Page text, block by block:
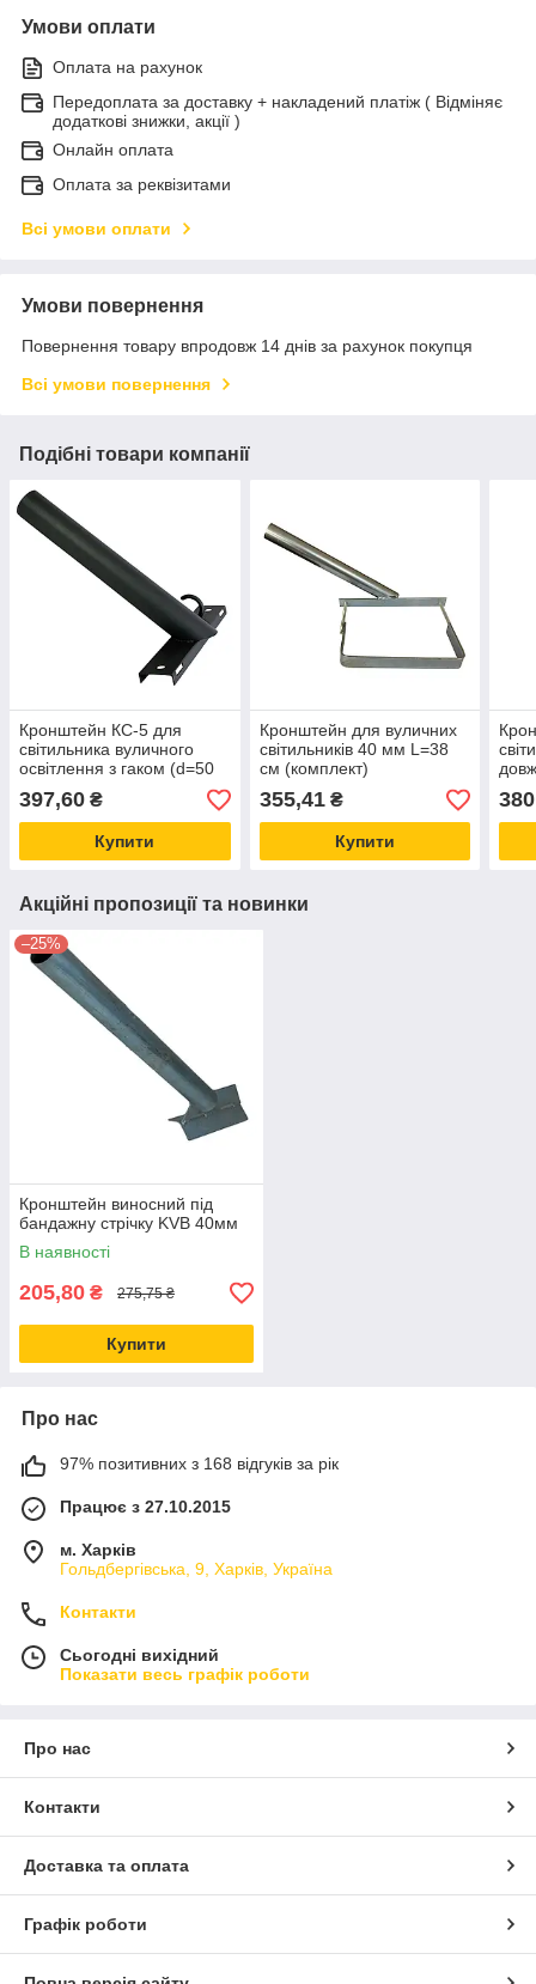
Умови оплати
Оплата на рахунок
Передоплата за доставку + накладений платіж ( Відміняє
додаткові знижки, акції )
Онлайн оплата
Оплата за реквізитами
Всі умови оплати
Умови повернення
Повернення товару впродовж 14 днів за рахунок покупця
Всі умови повернення
Подібні товари компанії
Кронштейн КС-5 для
світильника вуличного
освітлення з гаком (d=50
мм)
397,60 ₴
Купити
Кронштейн для вуличних
світильників 40 мм L=38
см (комплект)
355,41₴
Купити
Акційні пропозиції та новинки
–25%
Кронштейн виносний під
бандажну стрічку KVB 40мм
В наявності
205,80 ₴ 275,75 ₴
Купити
Про нас
97% позитивних з 168 відгуків за рік
Працює з 27.10.2015
м. Харків
Гольдбергівська, 9, Харків, Україна
Контакти
Сьогодні вихідний
Показати весь графік роботи
Про нас
Контакти
Доставка та оплата
Графік роботи